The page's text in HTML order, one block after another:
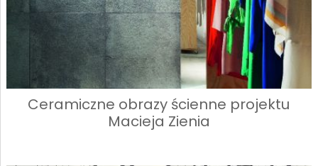
Ceramiczne obrazy ścienne projektu
Macieja Zienia